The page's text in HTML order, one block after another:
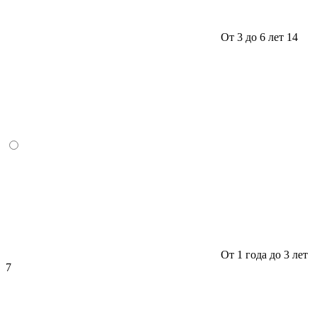
От 3 до 6 лет 14
От 1 года до 3 лет
7